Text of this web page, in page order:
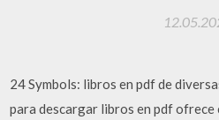
24 Symbols: libros en pdf de
para descargar libros en pdf